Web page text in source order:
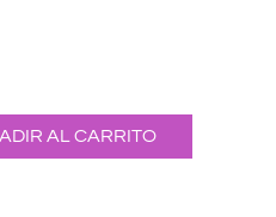
AL CARRITO